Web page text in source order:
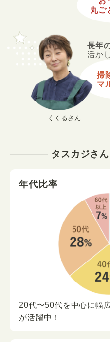
くくるさん
長年
活か
掃
マ
丸ご
タスカジさ
年代比率
20代〜50代を中心に幅
が活躍中！